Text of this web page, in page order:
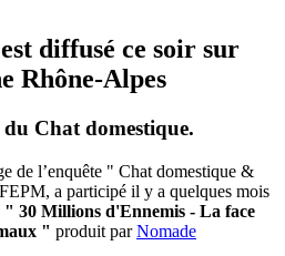
diffusé ce soir sur
Rhône-Alpes
Chat domestique.
de l’enquête " Chat domestique &
a participé il y a quelques mois
" 30 Millions d'Ennemis - La face
" produit parNomade